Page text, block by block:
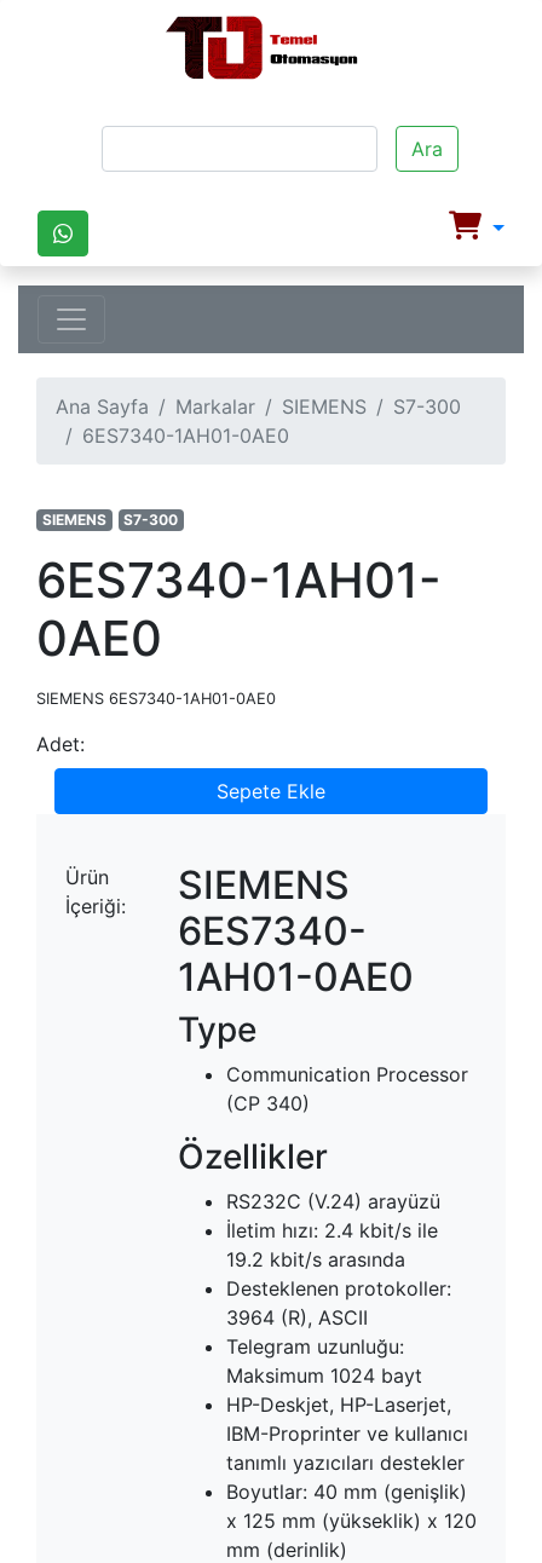
Ara
Ana Sayfa Markalar SIEMENS
S7-300
6ES7340-1AH01-0AE0
SIEMENS S7-300
6ES7340-1AH01-
0AE0
SIEMENS 6ES7340-1AH01-0AE0
Adet:
Sepete Ekle
Ürün
İçeriği:
SIEMENS
6ES7340-
1AH01-0AE0
Type
Communication Processor
(CP 340)
Özellikler
RS232C (V.24) arayüzü
İletim hızı: 2.4 kbit/s ile
19.2 kbit/s arasında
Desteklenen protokoller:
3964 (R), ASCII
Telegram uzunluğu:
Maksimum 1024 bayt
HP-Deskjet, HP-Laserjet,
IBM-Proprinter ve kullanıcı
tanımlı yazıcıları destekler
Boyutlar: 40 mm (genişlik)
x 125 mm (yükseklik) x 120
mm (derinlik)